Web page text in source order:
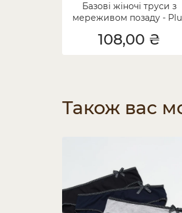
Базові жіночі труси з
мереживом позаду -
108,00 ₴
Також вас